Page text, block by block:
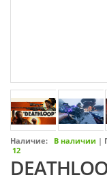
Наличие: В наличии |
12